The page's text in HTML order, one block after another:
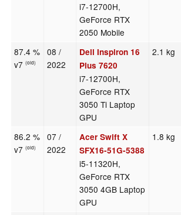
i7-12700H,
GeForce RTX
2050 Mobile
87.4 %
v7(old)
08 /
2022
Dell Inspiron 16
Plus 7620
i7-12700H,
GeForce RTX
3050 Ti Laptop
GPU
2.1 kg
86.2 %
v7(old)
07 /
2022
Acer Swift X
SFX16-51G-5388
i5-11320H,
GeForce RTX
3050 4GB Laptop
GPU
1.8 kg